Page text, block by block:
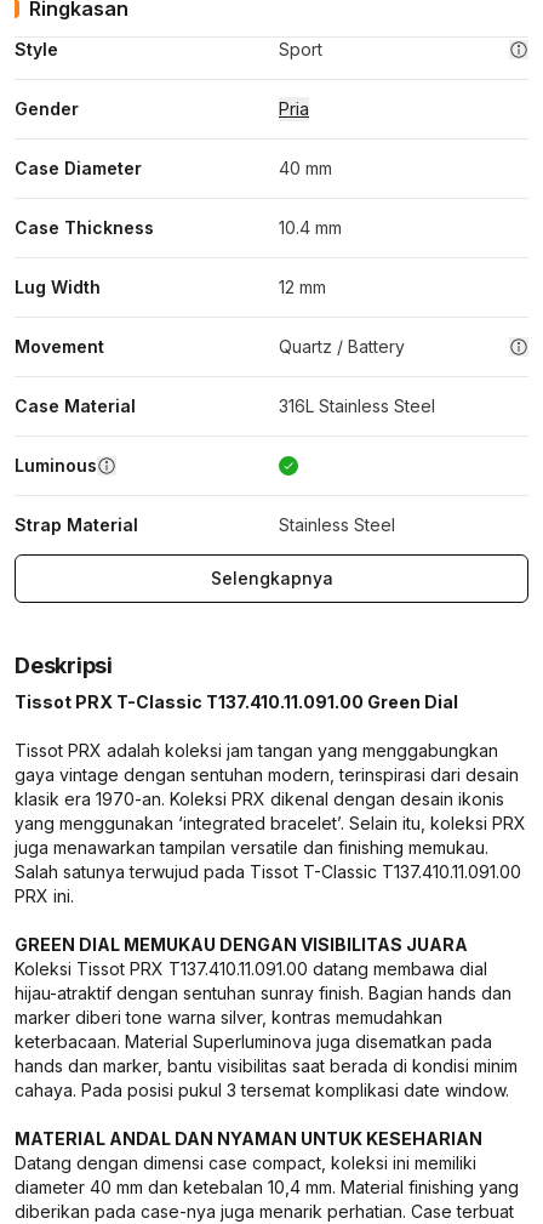
Ringkasan
Style Sport
Gender Pria
Case Diameter 40 mm
Case Thickness 10.4 mm
Lug Width 12 mm
Movement Quartz / Battery
Case Material 316L Stainless Steel
Luminous
Strap Material Stainless Steel
Selengkapnya
Deskripsi
Tissot PRX T-Classic T137.410.11.091.00 Green Dial
Tissot PRX adalah koleksi jam tangan yang menggabungkan
gaya vintage dengan sentuhan modern, terinspirasi dari desain
klasik era 1970-an. Koleksi PRX dikenal dengan desain ikonis
yang menggunakan ‘integrated bracelet’. Selain itu, koleksi PRX
juga menawarkan tampilan versatile dan finishing memukau.
Salah satunya terwujud pada Tissot T-Classic T137.410.11.091.00
PRX ini.
GREEN DIAL MEMUKAU DENGAN VISIBILITAS JUARA
Koleksi Tissot PRX T137.410.11.091.00 datang membawa dial
hijau-atraktif dengan sentuhan sunray finish. Bagian hands dan
marker diberi tone warna silver, kontras memudahkan
keterbacaan. Material Superluminova juga disematkan pada
hands dan marker, bantu visibilitas saat berada di kondisi minim
cahaya. Pada posisi pukul 3 tersemat komplikasi date window.
MATERIAL ANDAL DAN NYAMAN UNTUK KESEHARIAN
Datang dengan dimensi case compact, koleksi ini memiliki
diameter 40 mm dan ketebalan 10,4 mm. Material finishing yang
diberikan pada case-nya juga menarik perhatian. Case terbuat